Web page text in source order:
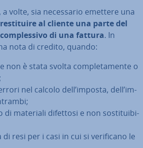
a volte, sia ne­ces­sa­rio emettere una
re­sti­tui­re al cliente una parte del
di una fattura. In
nota di credito, quando:
non è stata svolta com­ple­ta­men­te o
nel calcolo dell’imposta, dell’im­
di materiali difettosi e non so­sti­tui­bi­
di resi per i casi in cui si ve­ri­fi­ca­no le